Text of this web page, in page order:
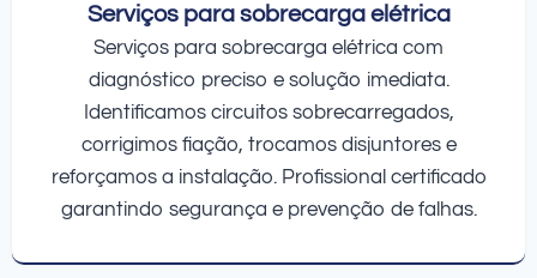
Serviços para sobrecarga elétrica
Serviços para sobrecarga elétrica com
diagnóstico preciso e solução imediata.
Identificamos circuitos sobrecarregados,
corrigimos fiação, trocamos disjuntores e
reforçamos a instalação. Profissional certificado
garantindo segurança e prevenção de falhas.